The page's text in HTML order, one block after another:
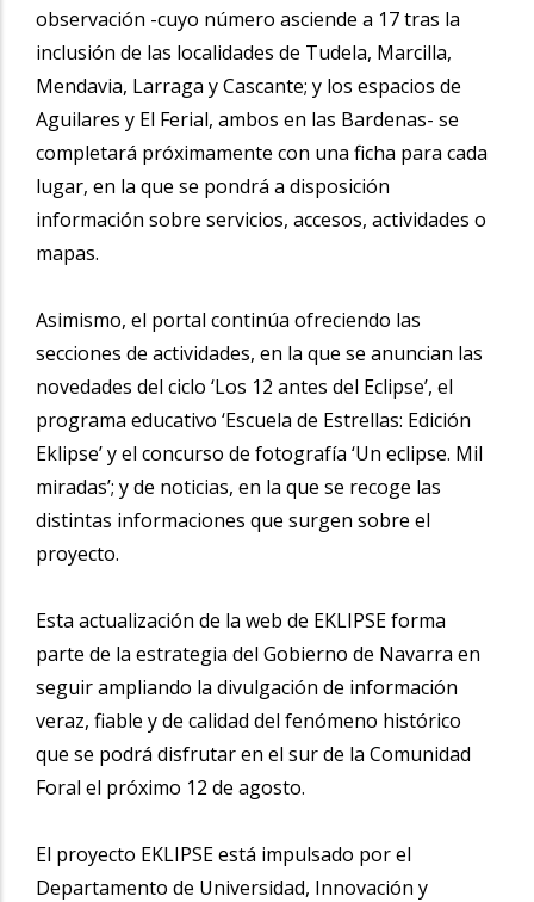
observación -cuyo número asciende a 17 tras la
inclusión de las localidades de Tudela, Marcilla,
Mendavia, Larraga y Cascante; y los espacios de
Aguilares y El Ferial, ambos en las Bardenas- se
completará próximamente con una ficha para cada
lugar, en la que se pondrá a disposición
información sobre servicios, accesos, actividades o
mapas.
Asimismo, el portal continúa ofreciendo las
secciones de actividades, en la que se anuncian las
novedades del ciclo ‘Los 12 antes del Eclipse’, el
programa educativo ‘Escuela de Estrellas: Edición
Eklipse’ y el concurso de fotografía ‘Un eclipse. Mil
miradas’; y de noticias, en la que se recoge las
distintas informaciones que surgen sobre el
proyecto.
Esta actualización de la web de EKLIPSE forma
parte de la estrategia del Gobierno de Navarra en
seguir ampliando la divulgación de información
veraz, fiable y de calidad del fenómeno histórico
que se podrá disfrutar en el sur de la Comunidad
Foral el próximo 12 de agosto.
El proyecto EKLIPSE está impulsado por el
Departamento de Universidad, Innovación y